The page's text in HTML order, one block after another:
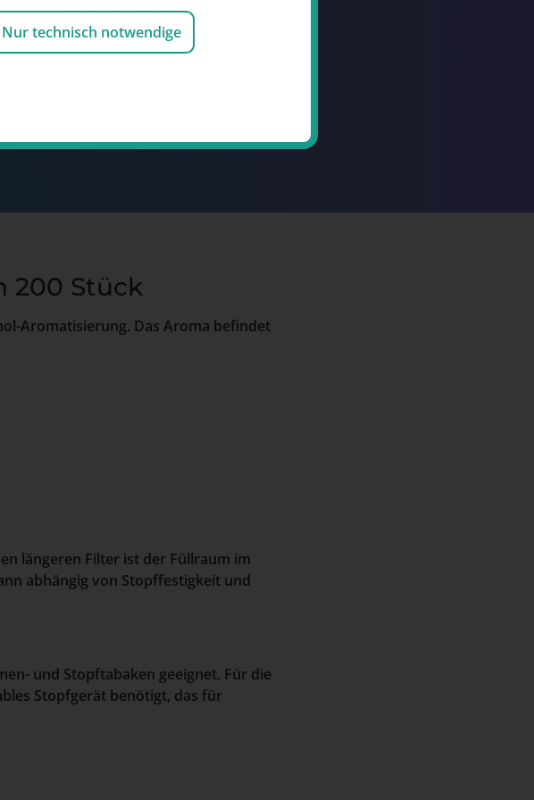
Sie Ihre Punkte ein für Gutschriften
Geldbeträgen und attraktive Prämien
200 Stück
Aromatisierung. Das Aroma befindet
längeren Filter ist der Füllraum im
abhängig von Stopffestigkeit und
und Stopftabaken geeignet. Für die
Stopfgerät benötigt, das für
Nur technisch notwendige